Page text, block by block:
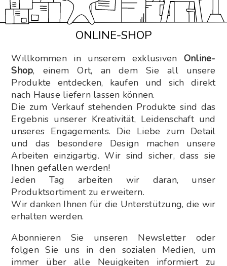
ONLINE-SHOP
Willkommen in unserem exklusiven Online-
Shop, einem Ort, an dem Sie all unsere
Produkte entdecken, kaufen und sich direkt
nach Hause liefern lassen können.
Die zum Verkauf stehenden Produkte sind das
Ergebnis unserer Kreativität, Leidenschaft und
unseres Engagements. Die Liebe zum Detail
und das besondere Design machen unsere
Arbeiten einzigartig. Wir sind sicher, dass sie
Ihnen gefallen werden!
Jeden Tag arbeiten wir daran, unser
Produktsortiment zu erweitern.
Wir danken Ihnen für die Unterstützung, die wir
erhalten werden.
Abonnieren Sie unseren Newsletter oder
folgen Sie uns in den sozialen Medien, um
immer über alle Neuigkeiten informiert zu